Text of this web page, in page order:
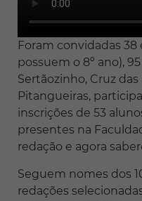
Foram convidadas 38
possuem o 8º ano),
Sertãozinho, Cruz das
Pitangueiras,
inscrições de 53
presentes na
redação e agora
Seguem nomes dos
redações